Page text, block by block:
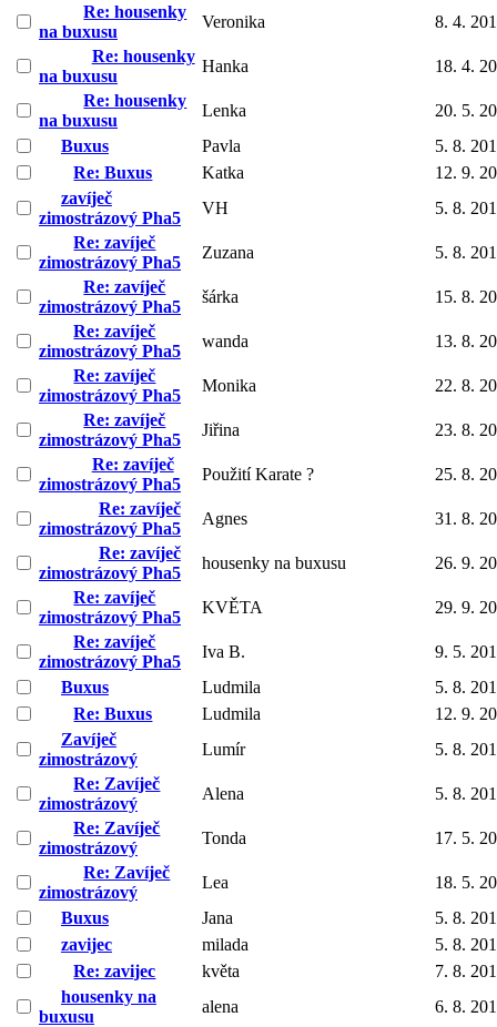
Re: housenky
na buxusu
Veronika
8. 4.
Re: housenky
na buxusu
Hanka
18. 4.
Re: housenky
na buxusu
Lenka
20. 5.
Buxus
Pavla
5. 8.
Re: Buxus
Katka
12. 9.
zavíječ
zimostrázový Pha5
VH
5. 8.
Re: zavíječ
zimostrázový Pha5
Zuzana
5. 8.
Re: zavíječ
zimostrázový Pha5
šárka
15. 8.
Re: zavíječ
zimostrázový Pha5
wanda
13. 8.
Re: zavíječ
zimostrázový Pha5
Monika
22. 8.
Re: zavíječ
zimostrázový Pha5
Jiřina
23. 8.
Re: zavíječ
zimostrázový Pha5
Použití Karate ?
25. 8.
Re: zavíječ
zimostrázový Pha5
Agnes
31. 8.
Re: zavíječ
zimostrázový Pha5
housenky na buxusu
26. 9.
Re: zavíječ
zimostrázový Pha5
KVĚTA
29. 9.
Re: zavíječ
zimostrázový Pha5
Iva B.
9. 5.
Buxus
Ludmila
5. 8.
Re: Buxus
Ludmila
12. 9.
Zavíječ
zimostrázový
Lumír
5. 8.
Re: Zavíječ
zimostrázový
Alena
5. 8.
Re: Zavíječ
zimostrázový
Tonda
17. 5.
Re: Zavíječ
zimostrázový
Lea
18. 5.
Buxus
Jana
5. 8.
zavijec
milada
5. 8.
Re: zavijec
květa
7. 8.
housenky na
buxusu
alena
6. 8.